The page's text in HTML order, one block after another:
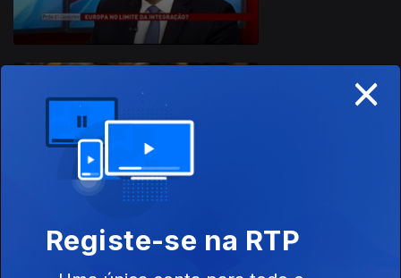
Ep. 19
×
Registe-se na RTP